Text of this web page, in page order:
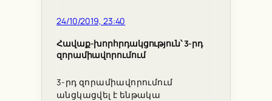
24/10/2019, 23:40
Հավաք-խորհրդակցություն՝ 3-րդ
զորամիավորումում
3-րդ զորամիավորումում
անցկացվել է ենթակա